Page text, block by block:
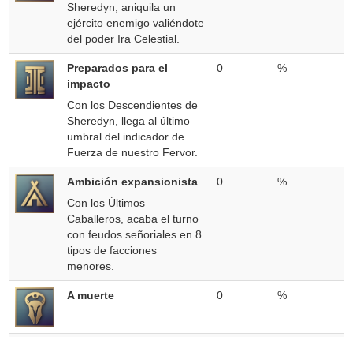
Sheredyn, aniquila un
ejército enemigo valiéndote
del poder Ira Celestial.
Preparados para el
impacto
Con los Descendientes de
Sheredyn, llega al último
umbral del indicador de
Fuerza de nuestro Fervor.
0 %
Ambición expansionista
Con los Últimos
Caballeros, acaba el turno
con feudos señoriales en 8
tipos de facciones
menores.
0 %
A muerte 0 %